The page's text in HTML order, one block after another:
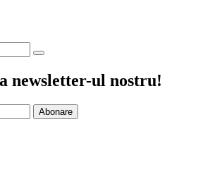
newsletter-ul nostru!
Abonare